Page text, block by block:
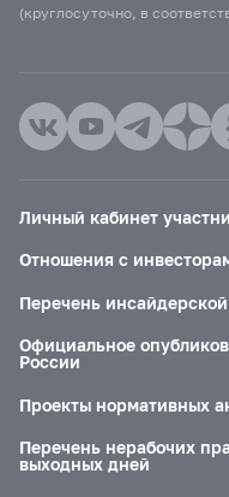
(круглосуточно, в
Личный кабинет
Отношения с
Перечень
Официальное
России
Проекты нормативных
Перечень нерабочих
выходных дней